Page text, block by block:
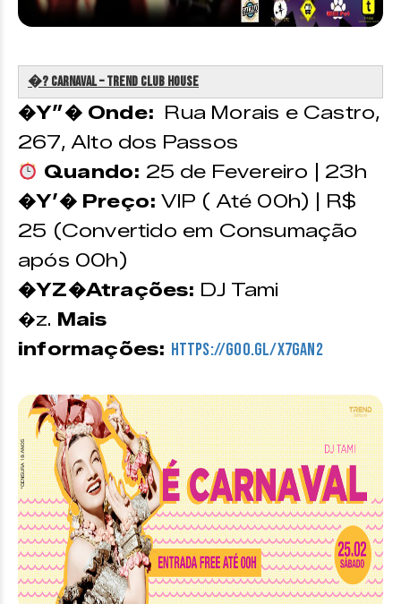
�? Carnaval – Trend Club House
�Y”� Onde: Rua Morais e Castro,
267, Alto dos Passos
Quando: 25 de Fevereiro | 23h
�Y’� Preço:VIP ( Até 00h) | R$
25 (Convertido em Consumação
após 00h)
�YZ�Atrações: DJ Tami
�z. Mais
informações: https://goo.gl/X7GaN2